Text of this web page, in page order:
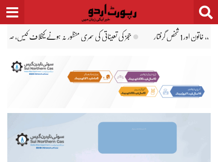
Skip
to
و وزیرِ اعظم کو نوٹس جاری مصطفیٰ عامر قتل کیس: سندھ ہائیکورٹ کا مقدمے میں